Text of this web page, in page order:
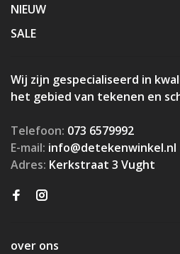
NIEUW
SALE
Wij zijn gespecialiseerd in
het gebied van tekenen en
Telefoon: 073 6579992
E-mail: info@detekenwinkel.nl
Adres: Kerkstraat 3 Vught
over ons